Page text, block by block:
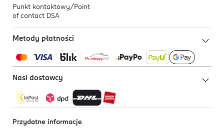
Punkt kontaktowy/ Point
of contact DSA
Metody płatności
Nasi dostawcy
Przydatne informacje